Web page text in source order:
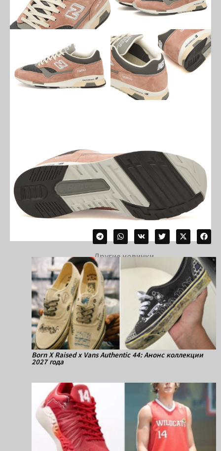
Другие новинки
Born X Raised x Vans Authentic 44: Анонс коллекции
2027 года